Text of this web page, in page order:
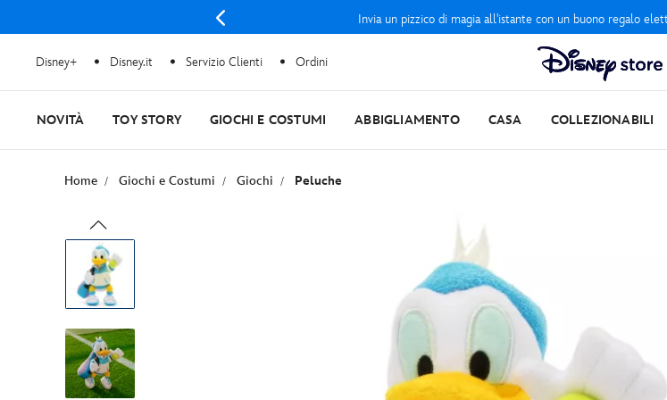
Invia un pizzico di magia all'istante con un buono regalo
Disney+ Disney.it Servizio Clienti Ordini
NOVITÀ TOY STORY GIOCHI E COSTUMI ABBIGLIAMENTO CASA COLLEZIONABILI
Home Giochi e Costumi Giochi Peluche